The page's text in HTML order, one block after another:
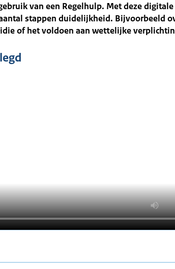
van een Regelhulp. Met deze
stappen duidelijkheid. Bijvoorbeeld
of het voldoen aan wettelijke